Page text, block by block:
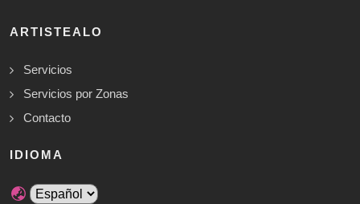
ARTISTEALO
Servicios
Servicios por Zonas
Contacto
IDIOMA